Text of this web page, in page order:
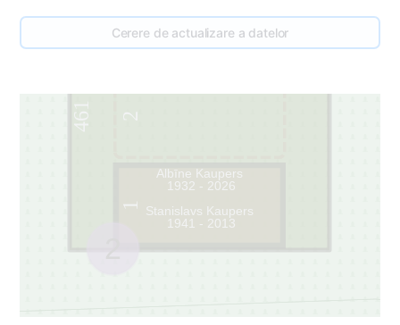
Cerere de actualizare a datelor
461
1
2
Albīne Kaupers
1932 - 2026
Stanislavs Kaupers
1941 - 2013